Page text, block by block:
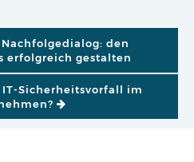
den
erfolgreich gestalten
Sicherheitsvorfall im